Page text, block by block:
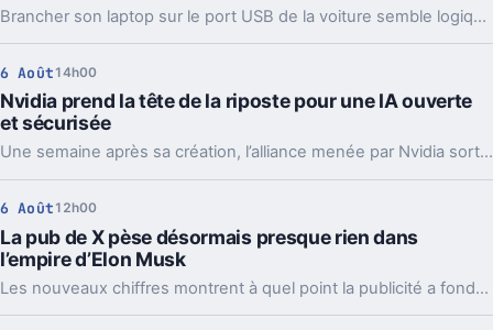
Brancher son laptop sur le port USB de la voiture semble logique. En pratique, la puissance manque souvent, sauf rares exceptions bien identifiées.
6 Août 14h00
Nvidia prend la tête de la riposte pour une IA ouverte
et sécurisée
Une semaine après sa création, l’alliance menée par Nvidia sort déjà des propositions concrètes pour sécuriser l’IA ouverte. Et ce timing compte.
6 Août 12h00
La pub de X pèse désormais presque rien dans
l’empire d’Elon Musk
Les nouveaux chiffres montrent à quel point la publicité a fondu sur X depuis 2022. Et même en légère hausse sur un trimestre, elle pèse peu dans l’ensemble.